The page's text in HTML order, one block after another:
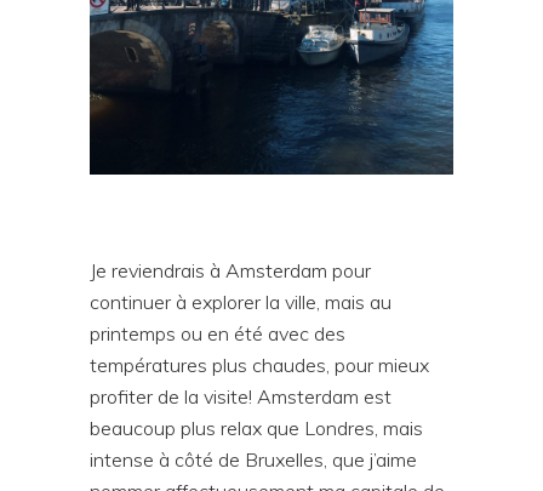
Je reviendrais à Amsterdam pour
continuer à explorer la ville, mais au
printemps ou en été avec des
températures plus chaudes, pour mieux
profiter de la visite! Amsterdam est
beaucoup plus relax que Londres, mais
intense à côté de Bruxelles, que j’aime